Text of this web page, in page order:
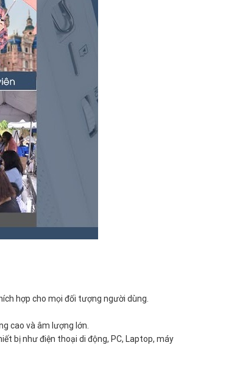
hợp cho mọi đối tượng người dùng.
cao và âm lượng lớn.
bị như điện thoại di động, PC, Laptop, máy